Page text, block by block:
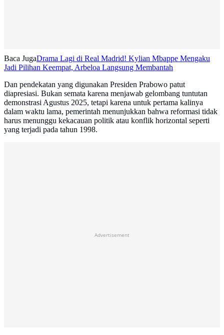
Baca JugaDrama Lagi di Real Madrid! Kylian Mbappe Mengaku
Jadi Pilihan Keempat, Arbeloa Langsung Membantah
Dan pendekatan yang digunakan Presiden Prabowo patut
diapresiasi. Bukan semata karena menjawab gelombang tuntutan
demonstrasi Agustus 2025, tetapi karena untuk pertama kalinya
dalam waktu lama, pemerintah menunjukkan bahwa reformasi tidak
harus menunggu kekacauan politik atau konflik horizontal seperti
yang terjadi pada tahun 1998.
Advertisement